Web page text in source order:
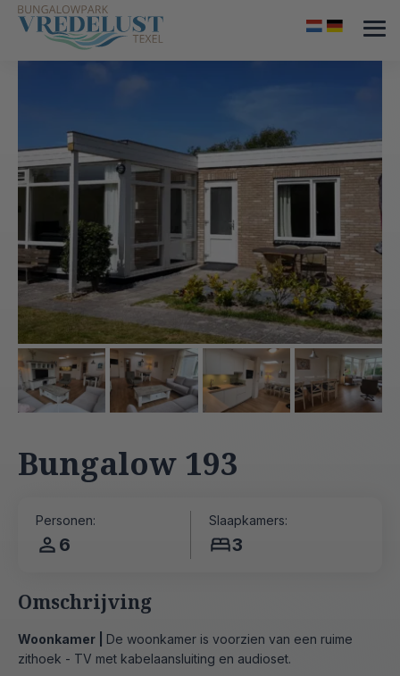
Bungalow 193
Personen:
6
Slaapkamers:
3
Omschrijving
Woonkamer | De woonkamer is voorzien van een ruime
zithoek - TV met kabelaansluiting en audioset.